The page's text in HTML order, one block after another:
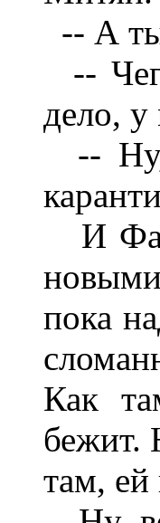
-- А
--
дело,
-- Ну,
И
пока
Как
бежит.
там, ей